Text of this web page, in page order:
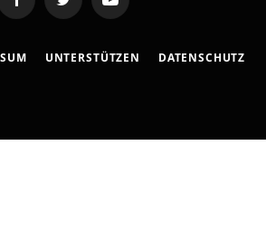
FacebookTwitter YouTube
UNTERSTÜTZEN DATENSCHUTZ